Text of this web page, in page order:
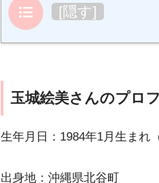
目次 [隠す]
玉城絵美さんのプロ
生年月日：1984年1月生まれ
出身地：沖縄県北谷町